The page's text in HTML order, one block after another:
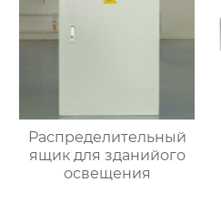
Распределительный
ящик для зданийого
освещения